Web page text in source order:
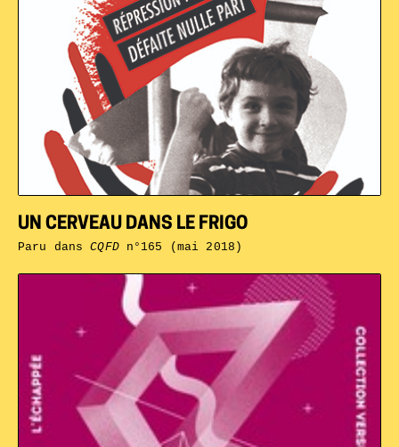
UN CERVEAU DANS LE FRIGO
Paru dansCQFDn°165 (mai 2018)